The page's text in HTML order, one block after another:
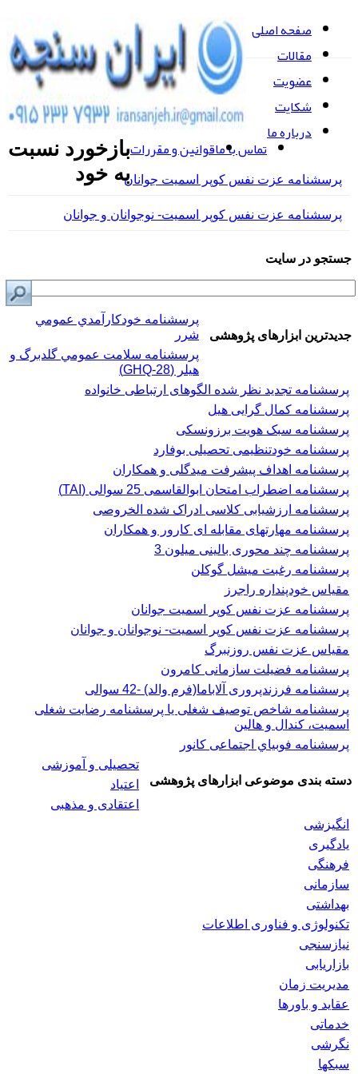
صفحه اصلی
مقالات
عضویت
شکایت
درباره ما
تماس با ماقوانین و مقرراتبازخورد نسبت
به خودپرسشنامه عزت نفس كوپر اسميت جوانان
پرسشنامه عزت نفس کوپر اسمیت- نوجوانان و جوانان
جستجو در سایت
جدیدترین ابزارهای پژوهشی
پرسشنامه خودكارآمدي عمومي
شرر
پرسشنامه سلامت عمومي گلدبرگ و
هیلر (GHQ-28)
پرسشنامه تجدید نظر شده الگوهای ارتباطی خانواده
پرسشنامه کمال گرایی هیل
پرسشنامه سبک هویت برزونسکی
پرسشنامه خودتنظیمی تحصیلی بوفارد
پرسشنامه اهداف پیشرفت میدگلی و همکاران
پرسشنامه اضطراب امتحان ابوالقاسمی 25 سوالی (TAI)
پرسشنامه ارزشیابی کلاسی ادراک شده الخروصی
پرسشنامه مهارتهای مقابله ای کارور و همکاران
پرسشنامه چند محوری بالینی میلون 3
پرسشنامه رغبت ميشل گوكلن
مقیاس خودپنداره راجرز
پرسشنامه عزت نفس كوپر اسميت جوانان
پرسشنامه عزت نفس کوپر اسمیت- نوجوانان و جوانان
مقیاس عزت نفس روزنبرگ
پرسشنامه فضیلت سازمانی کامرون
پرسشنامه فرزندپروری آلاباما(فرم والد) -42 سوالی
پرسشنامه شاخص توصیف شغلی یا پرسشنامه رضایت شغلی
اسميت، كندال و هالين
پرسشنامه فوبياي اجتماعی کانور
دسته بندی موضوعی ابزارهای پژوهشی
تحصیلی و آموزشی
اعتیاد
اعتقادی و مذهبی
انگیزشی
یادگیری
فرهنگی
سازمانی
بهداشتی
تکنولوژی و فناوری اطلاعات
نیازسنجی
بازاریابی
مدیریت زمان
عقاید و باورها
خدماتی
نگرشی
سبکها